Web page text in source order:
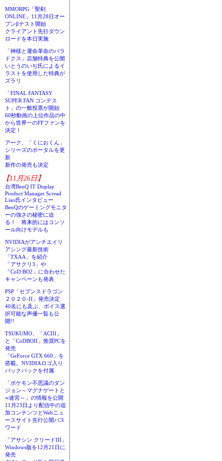
MMORPG「聖剣
ONLINE」11月28日オー
プンβテスト開始
クライアント先行ダウン
ロードを本日実施
「神様と運命革命のパラ
ドクス」店舗特典を公開
いとうのいぢ氏によるイ
ラストを使用した特典が
ズラリ
「FINAL FANTASY
SUPER FAN コンテス
ト」の一般投票が開始
60秒動画の上位作品の中
から世界一のFFファンを
決定！
アーク、「くにおくん」
シリーズのポータルを更
新
新作の発売も決定
【11月26日】
台湾BenQ IT Display
Product Manager Scread
Liao氏インタビュー
BenQのゲーミングモニタ
ーの強さの秘密に迫
る！ 将来的にはコンソ
ール向けモデルも
NVIDIAがアンチエイリ
アシング最新技術
「TXAA」を紹介
「アサクリ3」や
「CoD:BO2」に合わせた
キャンペーンも発表
PSP「セブンスドラゴン
２０２０-II」発売決定
40名にも及ぶ、ボイス選
択可能な声優一覧も公
開!!
TSUKUMO、「ACIII」
と「CoDBOII」推奨PCを
発売
「GeForce GTX 660」を
搭載。NVIDIAロゴ入り
バックパックを付属
「ポケモン不思議のダン
ジョン～マグナゲートと
∞迷宮～」の情報を公開
11月23日より配信中の追
加コンテンツとWebニュ
ースサイト先行公開パス
ワード
「アサシン クリードIII」
Windows版を12月21日に
発売